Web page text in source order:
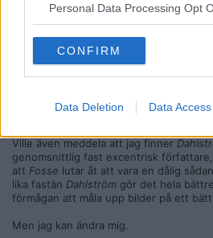
Personal Data Processing Opt
CONFIRM
Data Deletion Data Access
Tycker attDahlströmvar mer
nämner likväl. Skulle inte förvåna mig
nobelkommiten vid näsan.
Litteraturens
Ville även meddela att jag finner
genomsnittlig fast excentrisk
att Fosse lutar åt att vara en dålig
lika fastän Dahlström gör det hela
förmågan att måla upp bilder på ett
Men jag kan ändra mig.